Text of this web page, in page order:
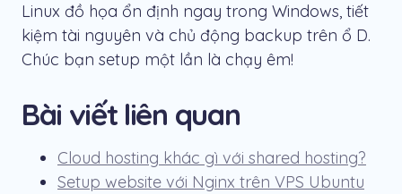
Linux đồ họa ổn định ngay trong Windows, tiết
kiệm tài nguyên và chủ động backup trên ổ D.
Chúc bạn setup một lần là chạy êm!
Bài viết liên quan
Cloud hosting khác gì với shared hosting?
Setup website với Nginx trên VPS Ubuntu